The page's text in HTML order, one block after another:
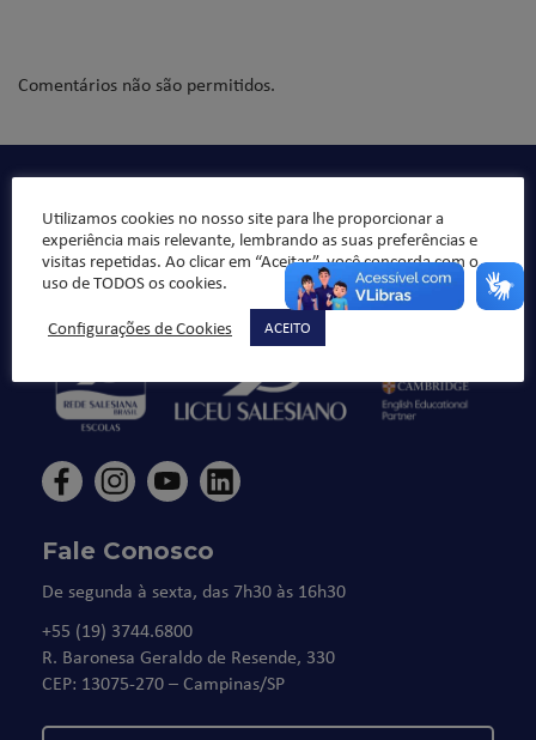
Comentários não são permitidos.
integral da criança/jovem, sempre norteado pelos valores
da ética e da moral, buscando formar “bons cristãos e
honestos cidadãos”.
Fale Conosco
De segunda à sexta, das 7h30 às 16h30
+55 (19) 3744.6800
R. Baronesa Geraldo de Resende, 330
CEP: 13075-270 – Campinas/SP
Utilizamos cookies no nosso site para lhe proporcionar a
experiência mais relevante, lembrando as suas preferências e
visitas repetidas. Ao clicar em “Aceitar”, você concorda com o
uso de TODOS os cookies.
Configurações de Cookies
ACEITO